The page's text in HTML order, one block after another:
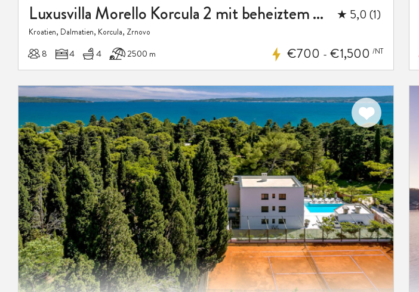
Luxusvilla Morello Korcula 2 mit beheiztem Pool, Fitnessraum, Sauna ★ 5,0 (1)
Kroatien, Dalmatien, Korcula, Zrnovo
8 4 4 2500 m €700 - €1,500 /NT